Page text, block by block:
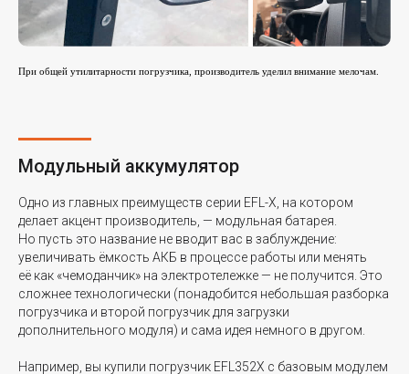
При общей утилитарности погрузчика, производитель уделил внимание мелочам.
Модульный аккумулятор
Одно из главных преимуществ серии EFL-X, на котором
делает акцент производитель, — модульная батарея.
Но пусть это название не вводит вас в заблуждение:
увеличивать ёмкость АКБ в процессе работы или менять
её как «чемоданчик» на электротележке — не получится. Это
сложнее технологически (понадобится небольшая разборка
погрузчика и второй погрузчик для загрузки
дополнительного модуля) и сама идея немного в другом.
Например, вы купили погрузчик EFL352X с базовым модулем